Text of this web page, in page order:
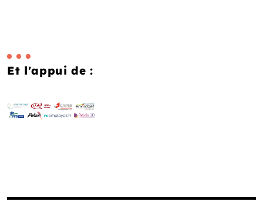
Et l'appui de :